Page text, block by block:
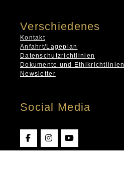
Verschiedenes
Kontakt
Anfahrt/Lageplan
Datenschutzrichtlinien
Dokumente und Ethikrichtlinien
Newsletter
Social Media